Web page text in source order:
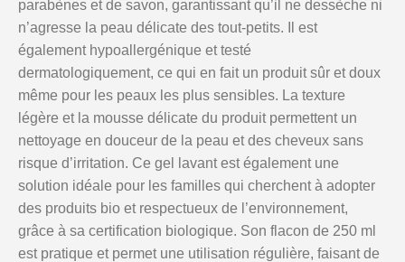
parabènes et de savon, garantissant qu’il ne dessèche ni
n’agresse la peau délicate des tout-petits. Il est
également hypoallergénique et testé
dermatologiquement, ce qui en fait un produit sûr et doux
même pour les peaux les plus sensibles. La texture
légère et la mousse délicate du produit permettent un
nettoyage en douceur de la peau et des cheveux sans
risque d’irritation. Ce gel lavant est également une
solution idéale pour les familles qui cherchent à adopter
des produits bio et respectueux de l’environnement,
grâce à sa certification biologique. Son flacon de 250 ml
est pratique et permet une utilisation régulière, faisant de